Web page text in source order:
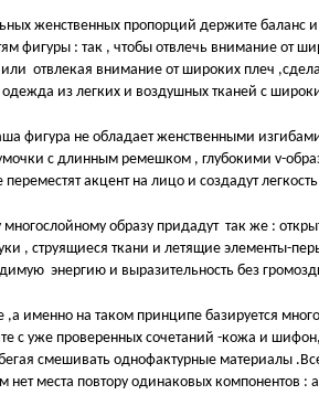
женственных пропорций держите баланс
фигуры : так , чтобы отвлечь внимание от
отвлекая внимание от широких плеч
одежда из легких и воздушных тканей с
фигура не обладает женственными
с длинным ремешком , глубокими v-
переместят акцент на лицо и создадут
образу придадут так же :
, струящиеся ткани и летящие элементы-
энергию и выразительность без
,а именно на таком принципе базируется
с уже проверенных сочетаний -кожа и
смешивать однофактурные материалы
нет места повтору одинаковых компонентов